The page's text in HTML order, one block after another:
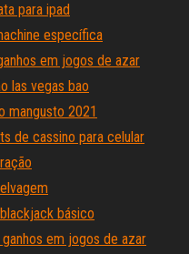
para ipad
específica
em jogos de azar
las vegas bao
mangusto 2021
de cassino para celular
básico
em jogos de azar